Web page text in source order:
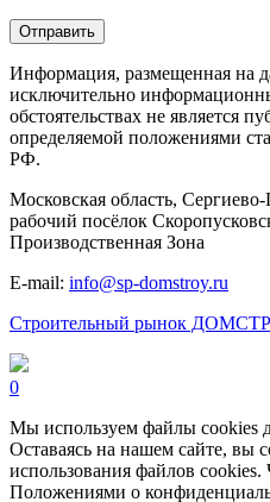
Информация, размещенная на
исключительно
обстоятельствах не является
определяемой положениями
РФ.
Московская область,
рабочий посёлок
Производственная Зона
E-mail: info@sp-domstroy.ru
Строительный рынок
0
Мы используем файлы cookies
Оставаясь на нашем сайте, вы
использования файлов
Положениями о